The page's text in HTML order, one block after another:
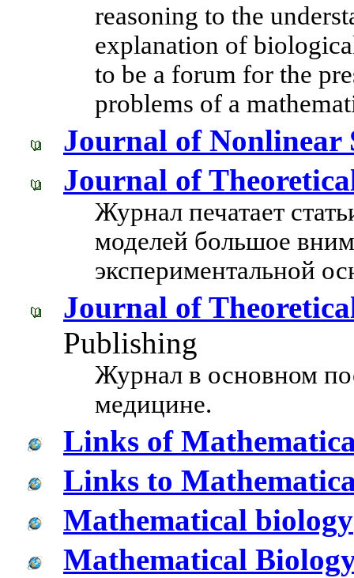
reasoning to the
explanation of
to be a forum for the
problems of a
Journal of Nonlinear
Journal of
Журнал печатает
моделей большое
экспериментальной
Journal of
Publishing
Журнал в основном
медицине.
Links of
Links to
Mathematical biology
Mathematical